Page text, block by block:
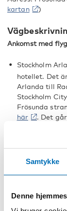
Samtykke
Denne
kartan
)
Ankomst med flyg
Stockholm
hotellet. Det
Arlanda till
Stockholm
Frösunda
här
. Det
hotellet från
550 SEK. Vi
Stockholm,
anslutning till
Bromma
Följande
taxi eller Taxi